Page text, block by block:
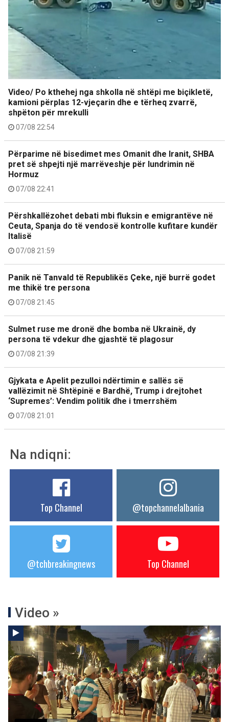
Video/ Po kthehej nga shkolla në shtëpi me biçikletë,
kamioni përplas 12-vjeçarin dhe e tërheq zvarrë,
shpëton për mrekulli
07/08 22:54
Përparime në bisedimet mes Omanit dhe Iranit, SHBA
pret së shpejti një marrëveshje për lundrimin në
Hormuz
07/08 22:41
Përshkallëzohet debati mbi fluksin e emigrantëve në
Ceuta, Spanja do të vendosë kontrolle kufitare kundër
Italisë
07/08 21:59
Panik në Tanvald të Republikës Çeke, një burrë godet
me thikë tre persona
07/08 21:45
Sulmet ruse me dronë dhe bomba në Ukrainë, dy
persona të vdekur dhe gjashtë të plagosur
07/08 21:39
Gjykata e Apelit pezulloi ndërtimin e sallës së
vallëzimit në Shtëpinë e Bardhë, Trump i drejtohet
‘Supremes’: Vendim politik dhe i tmerrshëm
07/08 21:01
Na ndiqni:
Top Channel @topchannelalbania
@tchbreakingnews Top Channel
Video »